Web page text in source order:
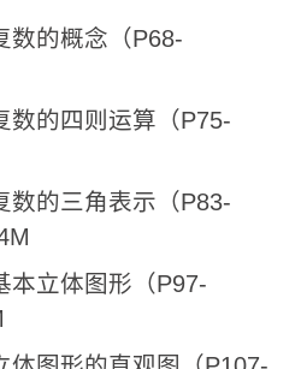
的概念（P68-
的四则运算（P75-
的三角表示（P83-
立体图形（P97-